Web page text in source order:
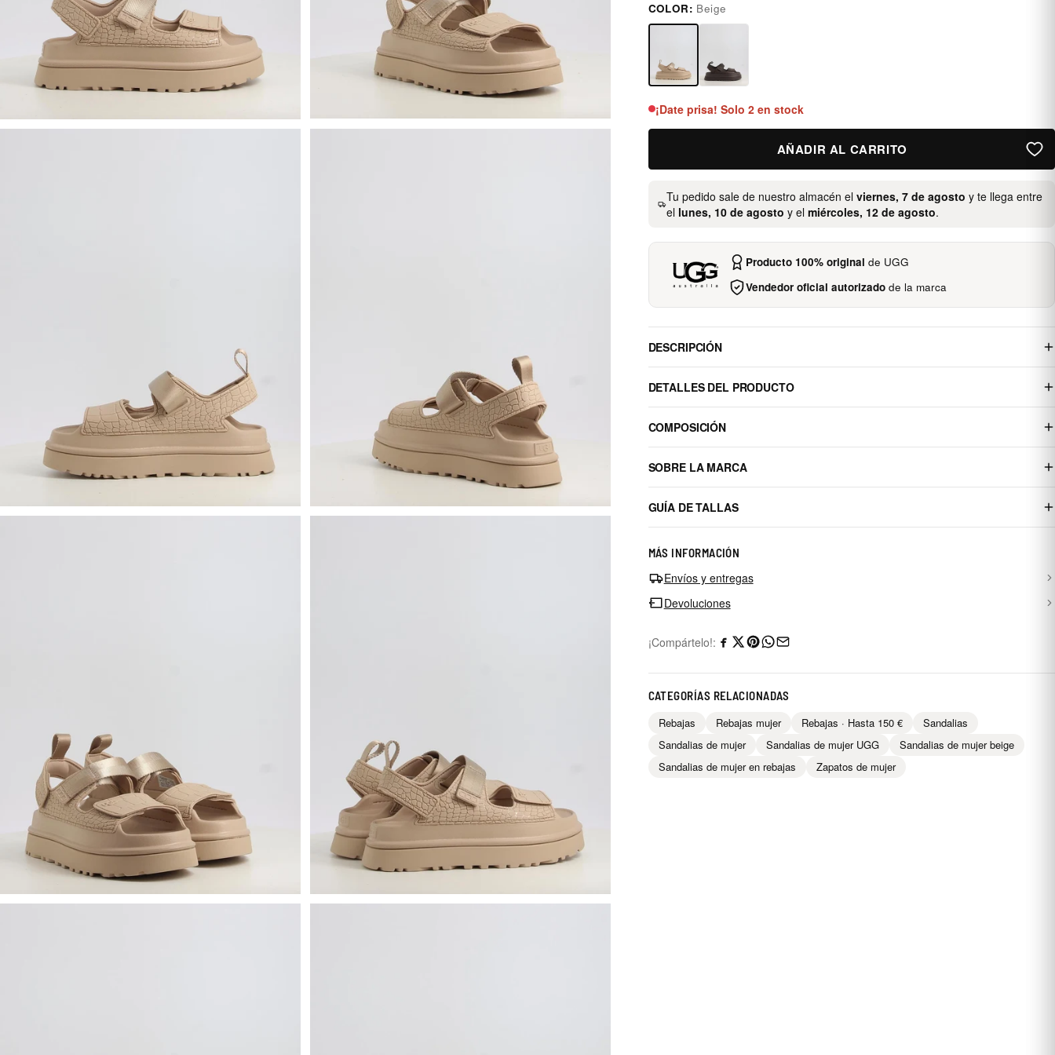
beig
COLOR: Beige
¡Date prisa! Solo 2 en stock
AÑADIR AL CARRITO
Tu pedido sale de nuestro almacén elviernes, 7 de agosto y te llega entre
el lunes, 10 de agosto y elmiércoles, 12 de agosto.
Producto 100% original de UGG
Vendedor oficial autorizado de la marca
DESCRIPCIÓN
DETALLES DEL PRODUCTO
COMPOSICIÓN
SOBRE LA MARCA
GUÍA DE TALLAS
MÁS INFORMACIÓN
Envíos y entregas
Devoluciones
¡Compártelo!:
CATEGORÍAS RELACIONADAS
Rebajas Rebajas mujer Rebajas · Hasta 150 €
Sandalias
Sandalias de mujer
Sandalias de mujer UGG
Sandalias de mujer beige
Sandalias de mujer en rebajas
Zapatos de mujer